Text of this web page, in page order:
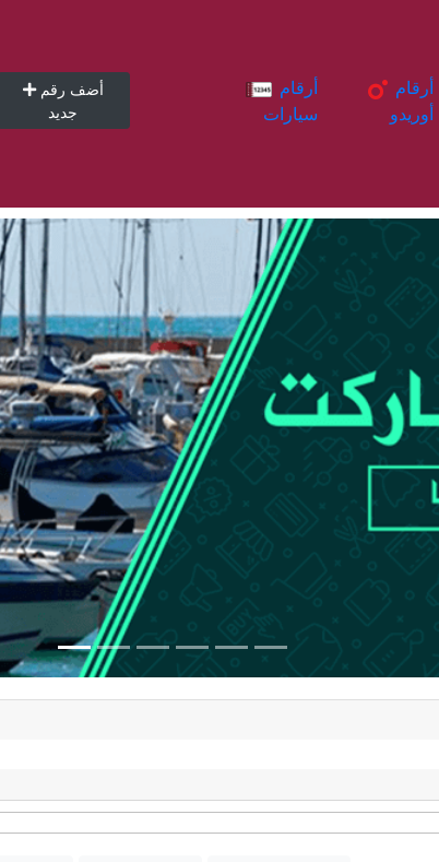
أضف رقم
جديد
سيارات
أوريدو